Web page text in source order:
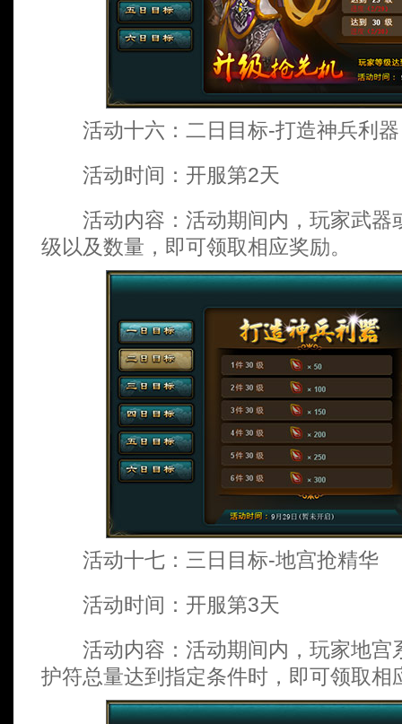
活动十六：二日目标-打造神兵利器
活动时间：开服第2天
活动内容：活动期间内，玩家武器
级以及数量，即可领取相应奖励。
活动十七：三日目标-地宫抢精华
活动时间：开服第3天
活动内容：活动期间内，玩家地宫
护符总量达到指定条件时，即可领取相